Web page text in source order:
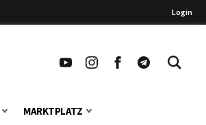
Login
MARKTPLATZ